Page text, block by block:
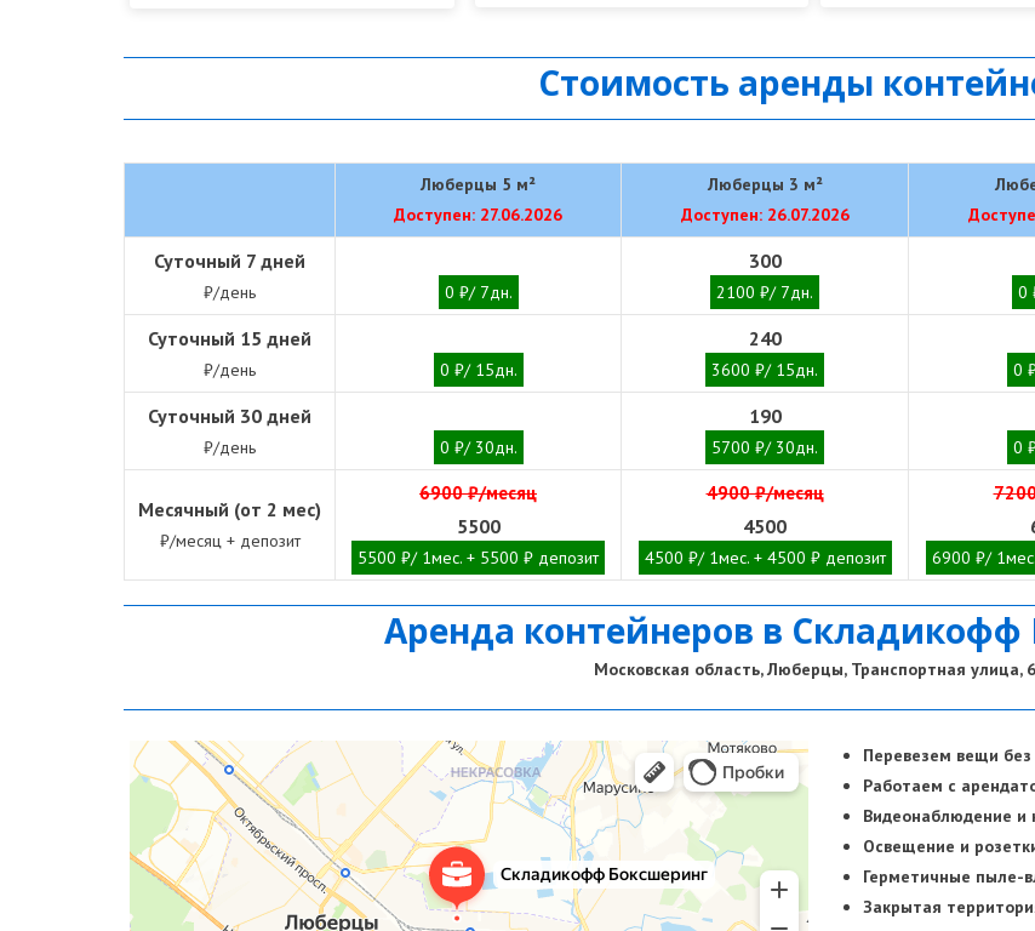
Стоимость аренды
Люберцы 5 м²
Доступен: 27.06.2026
Люберцы 3 м²
Доступен: 26.07.2026
Суточный 7 дней
₽/день 0 ₽/ 7дн.
300
2100 ₽/ 7дн. 0
Суточный 15 дней
₽/день 0 ₽/ 15дн.
240
3600 ₽/ 15дн. 0
Суточный 30 дней
₽/день 0 ₽/ 30дн.
190
5700 ₽/ 30дн. 0
Месячный (от 2 мес)
₽/месяц + депозит
6900 ₽/месяц
5500
5500 ₽/ 1мес. + 5500 ₽ депозит
4900 ₽/месяц
4500
4500 ₽/ 1мес. + 4500 ₽ депозит 6900 ₽/
Аренда контейнеров в Складикофф
Московская область, Люберцы, Транспортная улица, 6
Перевезем вещи без
Работаем с
Видеонаблюдение и
Освещение и
Герметичные пыле-
Закрытая